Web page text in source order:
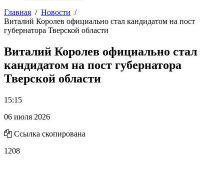
Главная
Новости
Виталий Королев официально стал кандидатом на пост
губернатора Тверской области
Виталий Королев официально стал
кандидатом на пост губернатора
Тверской области
15:15
06 июля 2026
Ссылка скопирована
1208